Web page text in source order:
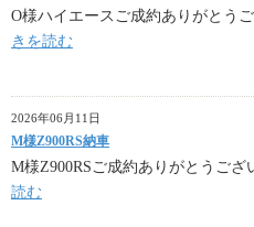
O様ハイエースご成約ありがとう
きを読む
2026年06月11日
M様Z900RS納車
M様Z900RSご成約ありがとうござ
読む